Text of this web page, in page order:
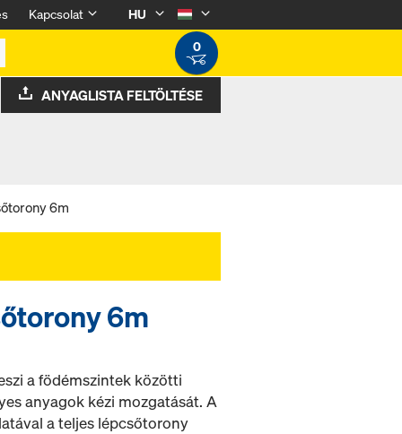
Kapcsolat
HU
0
ANYAGLISTA FELTÖLTÉSE
6m
6m
a födémszintek közötti
anyagok kézi mozgatását. A
a teljes lépcsőtorony